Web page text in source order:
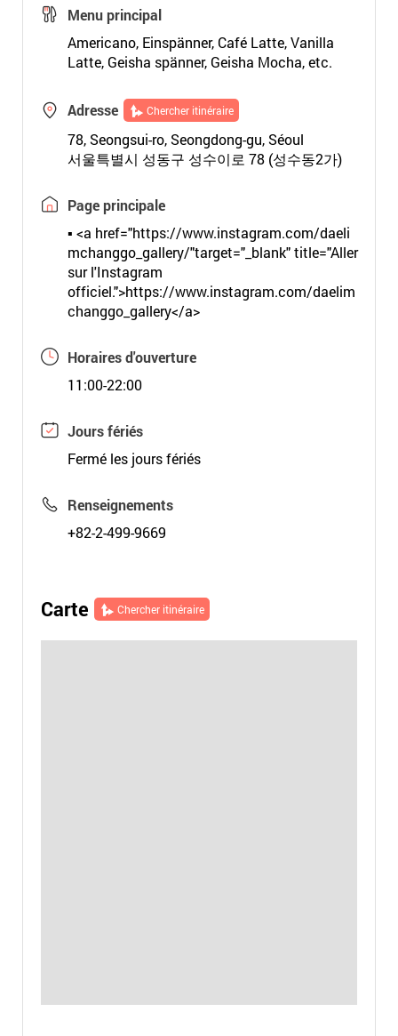
Menu principal
Americano, Einspänner, Café Latte, Vanilla
Latte, Geisha spänner, Geisha Mocha, etc.
Adresse Chercher itinéraire
78, Seongsui-ro, Seongdong-gu, Séoul
서울특별시 성동구 성수이로 78 (성수동2가)
Page principale
▪ <a href="https://www.instagram.com/daeli
mchanggo_ gallery/"target="_ blank" title="Aller
sur l'Instagram
officiel.">https://www.instagram.com/daelim
changgo_ gallery</a>
Horaires d'ouverture
11:00-22:00
Jours fériés
Fermé les jours fériés
Renseignements
+82-2-499-9669
Carte Chercher itinéraire